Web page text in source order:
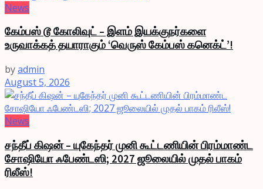
News
கேம்பஸ் டூ கோலிவுட் – இளம் இயக்குநர்களை
உருவாக்கத் தயாராகும் ‘வெருஸ் கேம்பஸ் கனெக்ட்’!
byadmin
August 5, 2026
News
சந்தீப் கிஷன் – யுகேந்தர் முனி கூட்டணியின் பிரம்மாண்ட
சோஷியோ ஃபேண்டஸி; 2027 ஜூலையில் முதல் பாகம்
ரிலீஸ்!